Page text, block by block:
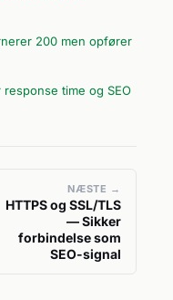
200 men opfører
time og SEO
NÆSTE →
HTTPS og SSL/TLS
— Sikker
forbindelse som
SEO-signal